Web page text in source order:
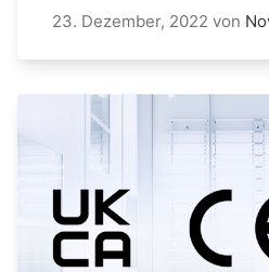
23. Dezember, 2022 von